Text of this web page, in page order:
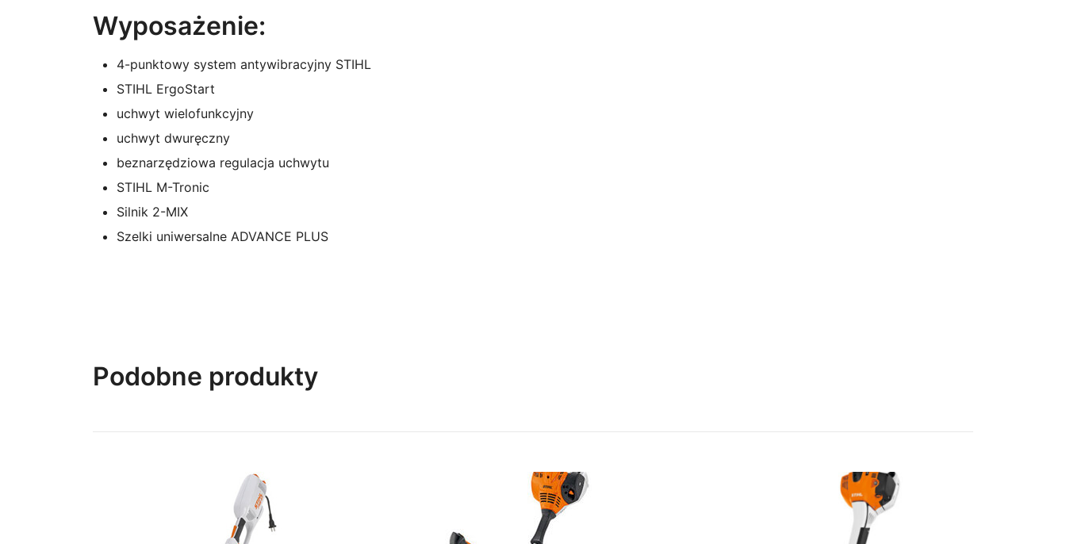
Wyposażenie:
4-punktowy system antywibracyjny STIHL
STIHL ErgoStart
uchwyt wielofunkcyjny
uchwyt dwuręczny
beznarzędziowa regulacja uchwytu
STIHL M-Tronic
Silnik 2-MIX
Szelki uniwersalne ADVANCE PLUS
Podobne produkty